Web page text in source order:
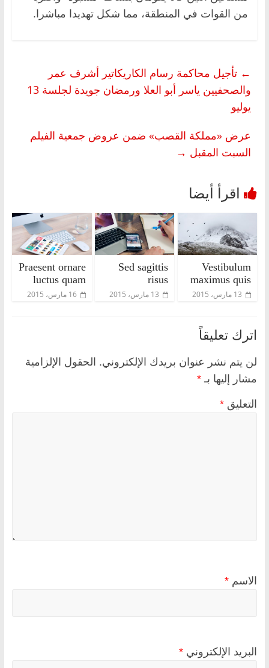
من القوات في المنطقة، مما شكل تهديدا مباشرا.
← تأجيل محاكمة رسام الكاريكاتير أشرف عمر
والصحفيين ياسر أبو العلا ورمضان جويدة لجلسة 13
يوليو
عرض «مملكة القصب» ضمن عروض جمعية الفيلم
السبت المقبل →
Vestibulum
maximus quis
13 مارس، 2015
Sed sagittis
risus
13 مارس، 2015
Praesent ornare
luctus quam
16 مارس، 2015
اترك تعليقاً
لن يتم نشر عنوان بريدك الإلكتروني. الحقول الإلزامية
مشار إليها بـ *
التعليق *
الاسم *
البريد الإلكتروني *